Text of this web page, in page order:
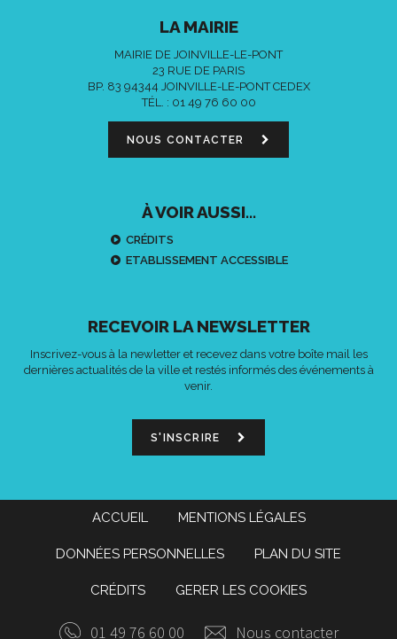
LA MAIRIE
MAIRIE DE JOINVILLE-LE-PONT
23 RUE DE PARIS
BP. 83 94344 JOINVILLE-LE-PONT CEDEX
TÉL. : 01 49 76 60 00
NOUS CONTACTER
À VOIR AUSSI...
CRÉDITS
ETABLISSEMENT ACCESSIBLE
RECEVOIR LA NEWSLETTER
Inscrivez-vous à la newletter et recevez dans votre boîte mail les
dernières actualités de la ville et restés informés des événements à
venir.
S'INSCRIRE
ACCUEIL MENTIONS LÉGALES
DONNÉES PERSONNELLES PLAN DU SITE
CRÉDITS GERER LES COOKIES
01 49 76 60 00 Nous contacter